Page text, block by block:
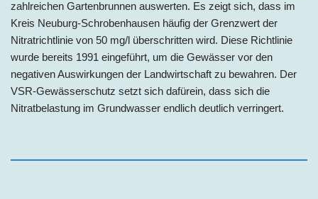
zahlreichen Gartenbrunnen auswerten. Es zeigt sich, dass im
Kreis Neuburg-Schrobenhausen häufig der Grenzwert der
Nitratrichtlinie von 50 mg/l überschritten wird. Diese Richtlinie
wurde bereits 1991 eingeführt, um die Gewässer vor den
negativen Auswirkungen der Landwirtschaft zu bewahren. Der
VSR-Gewässerschutz setzt sich dafürein, dass sich die
Nitratbelastung im Grundwasser endlich deutlich verringert.